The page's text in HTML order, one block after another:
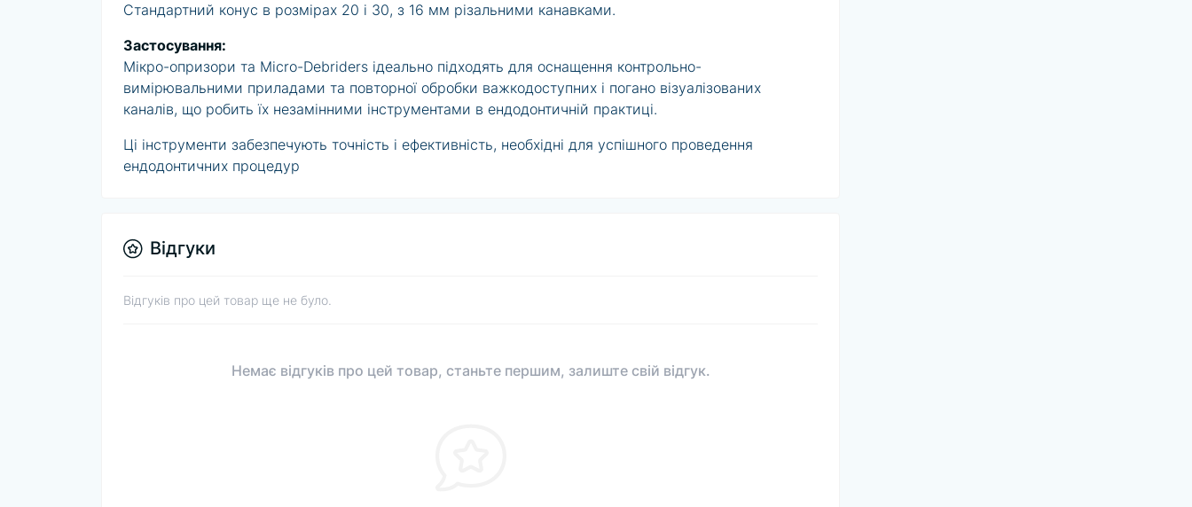
Стандартний конус в розмірах 20 і 30, з 16 мм різальними канавками.
Застосування:
Мікро-опризори та Micro-Debriders ідеально підходять для оснащення контрольно-
вимірювальними приладами та повторної обробки важкодоступних і погано візуалізованих
каналів, що робить їх незамінними інструментами в ендодонтичній практиці.
Ці інструменти забезпечують точність і ефективність, необхідні для успішного проведення
ендодонтичних процедур
Відгуки
Відгуків про цей товар ще не було.
Немає відгуків про цей товар, станьте першим, залиште свій відгук.